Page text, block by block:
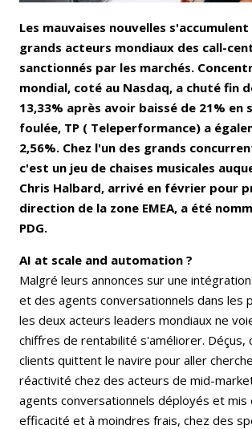
Les mauvaises nouvelles s'accumulent
grands acteurs mondiaux des call-
sanctionnés par les marchés.
mondial, coté au Nasdaq, a chuté fin
13,33% après avoir baissé de 21% en
foulée, TP ( Teleperformance) a
2,56%. Chez l'un des grands
c'est un jeu de chaises musicales
Chris Halbard, arrivé en février pour
direction de la zone EMEA, a été
PDG.
AI at scale and automation ?
Malgré leurs annonces sur une
et des agents conversationnels dans les
les deux acteurs leaders mondiaux ne
chiffres de rentabilité s'améliorer. Déçus,
clients quittent le navire pour aller
réactivité chez des acteurs de mid-
agents conversationnels déployés et mis
efficacité et à moindres frais, chez des